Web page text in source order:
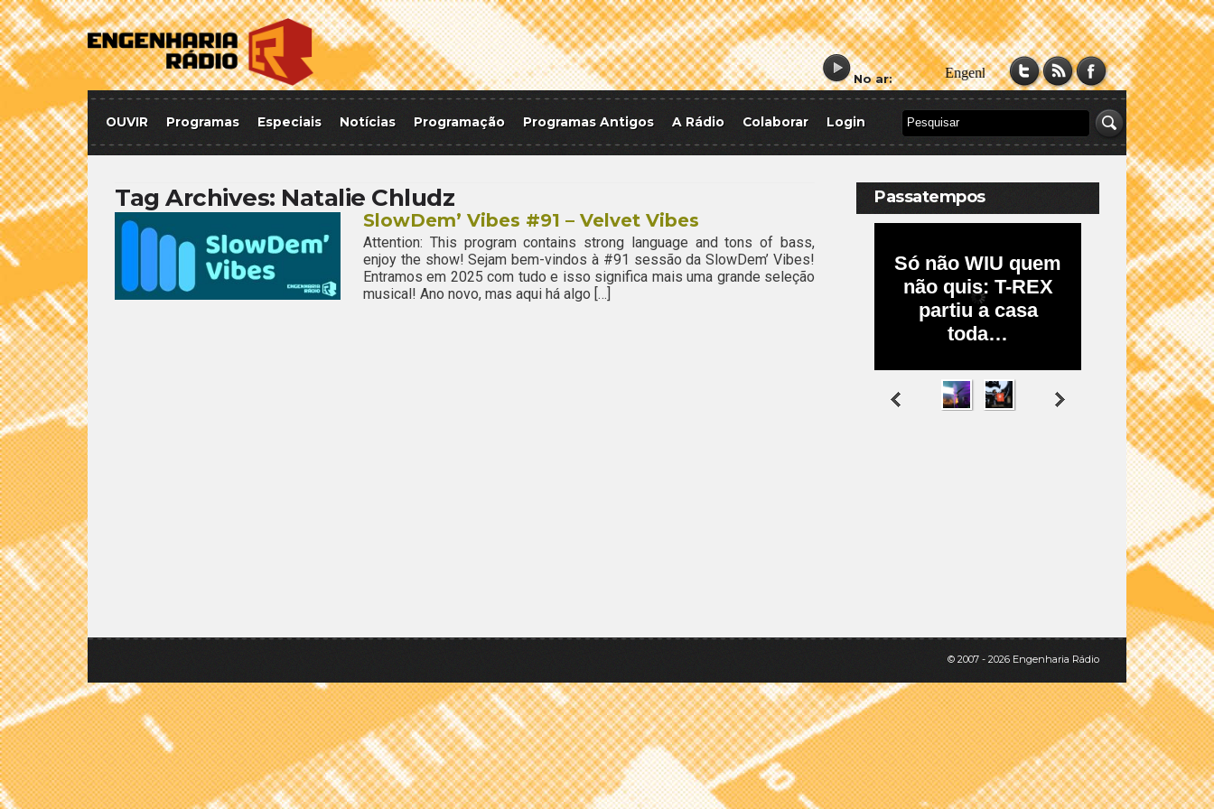
No ar:
OUVIR Programas Especiais Notícias Programação Programas Antigos A Rádio Colaborar Login
Tag Archives: Natalie Chludz
SlowDem’ Vibes #91 – Velvet Vibes
Attention: This program contains strong language and tons of bass,
enjoy the show! Sejam bem-vindos à #91 sessão da SlowDem’ Vibes!
Entramos em 2025 com tudo e isso significa mais uma grande seleção
musical! Ano novo, mas aqui há algo […]
Passatempos
© 2007 - 2026 Engenharia Rádio